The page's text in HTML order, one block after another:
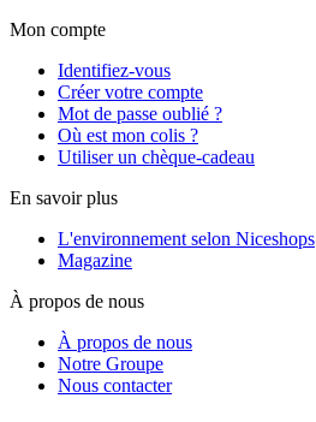
Mon compte
Identifiez-vous
Créer votre compte
Mot de passe oublié ?
Où est mon colis ?
Utiliser un chèque-cadeau
En savoir plus
L'environnement selon Niceshops
Magazine
À propos de nous
À propos de nous
Notre Groupe
Nous contacter